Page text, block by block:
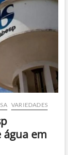
VARIEDADES
em